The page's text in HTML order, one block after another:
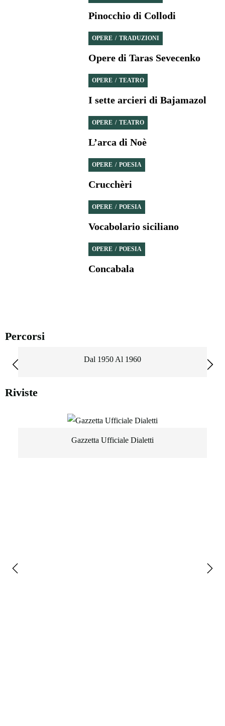
Pinocchio di Collodi
OPERE TRADUZIONI
Opere di Taras Sevecenko
OPERE TEATRO
I sette arcieri di Bajamazol
OPERE TEATRO
L’arca di Noè
OPERE POESIA
Crucchèri
OPERE POESIA
Vocabolario siciliano
OPERE POESIA
Concabala
Percorsi
Dal 1950 Al 1960
Riviste
Gazzetta Ufficiale Dialetti